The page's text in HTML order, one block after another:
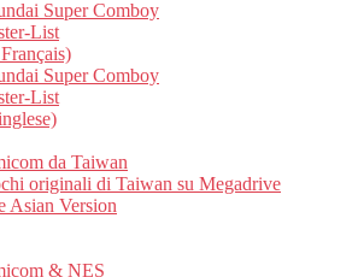
Super Comboy
List
Super Comboy
List
da Taiwan
originali di Taiwan su Megadrive
Asian Version
& NES